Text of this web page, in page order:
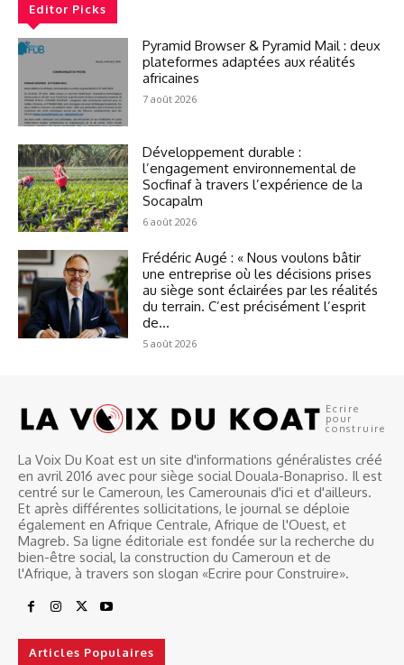
Editor Picks
Pyramid Browser & Pyramid Mail : deux
plateformes adaptées aux réalités
africaines
7 août 2026
Développement durable :
l’engagement environnemental de
Socfinaf à travers l’expérience de la
Socapalm
6 août 2026
Frédéric Augé : « Nous voulons bâtir
une entreprise où les décisions prises
au siège sont éclairées par les réalités
du terrain. C’est précisément l’esprit
de...
5 août 2026
Ecrire
pour
construire
La Voix Du Koat est un site d'informations généralistes créé
en avril 2016 avec pour siège social Douala-Bonapriso. Il est
centré sur le Cameroun, les Camerounais d'ici et d'ailleurs.
Et après différentes sollicitations, le journal se déploie
également en Afrique Centrale, Afrique de l'Ouest, et
Magreb. Sa ligne éditoriale est fondée sur la recherche du
bien-être social, la construction du Cameroun et de
l'Afrique, à travers son slogan «Ecrire pour Construire».
Articles Populaires